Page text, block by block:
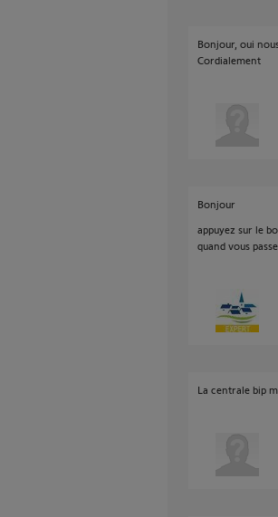
Bonjour, oui
Cordialement
Bonjour
appuyez sur le
quand vous
La centrale bip